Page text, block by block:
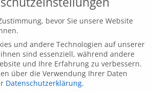
bevor Sie unsere Website
und andere Technologien auf unserer
sind essenziell, während andere
und Ihre Erfahrung zu verbessern.
über die Verwendung Ihrer Daten
Datenschutzerklärung.